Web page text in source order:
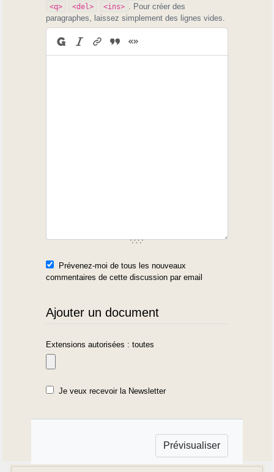
<q> <del> <ins>
. Pour créer des
paragraphes, laissez simplement des lignes vides.
Prévenez-moi de tous les nouveaux
commentaires de cette discussion par email
Ajouter un document
Extensions autorisées : toutes
Je veux recevoir la Newsletter